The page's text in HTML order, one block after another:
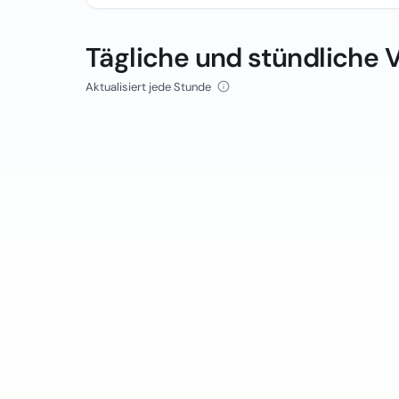
Tägliche und stündliche
Aktualisiert jede Stunde